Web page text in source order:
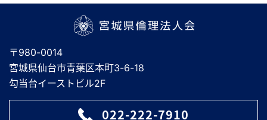
〒980-0014
宮城県仙台市青葉区本町3-6-18
勾当台イーストビル2F
022-222-7910